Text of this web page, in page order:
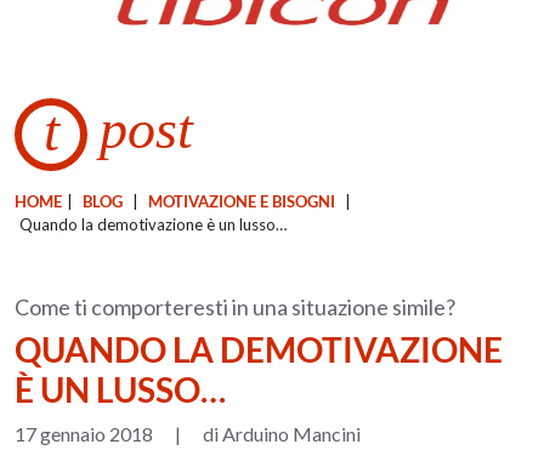
t post
HOME BLOG MOTIVAZIONE E BISOGNI
Quando la demotivazione è un lusso…
Come ti comporteresti in una situazione simile?
QUANDO LA DEMOTIVAZIONE
È UN LUSSO…
17 gennaio 2018 |
di Arduino Mancini